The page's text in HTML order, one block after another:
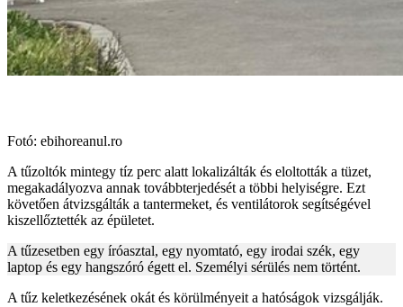
Fotó: ebihoreanul.ro
A tűzoltók mintegy tíz perc alatt lokalizálták és eloltották a tüzet,
megakadályozva annak továbbterjedését a többi helyiségre. Ezt
követően átvizsgálták a tantermeket, és ventilátorok segítségével
kiszellőztették az épületet.
A tűzesetben egy íróasztal, egy nyomtató, egy irodai szék, egy
laptop és egy hangszóró égett el. Személyi sérülés nem történt.
A tűz keletkezésének okát és körülményeit a hatóságok vizsgálják.